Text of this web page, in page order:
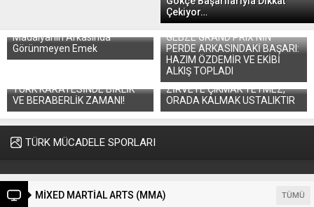
Çekiyor…
Madalyanın Arkasında
Görünmeyen Emek
GEBZE GRAND PRIX’NİN
PERDE ARKASINDAKİ BAŞARI:
HAZIM ÖZDEMİR VE EKİBİ
ALKIŞ TOPLADI
TÜRK KARATESİNDE BİRLİK
VE BERABERLİK ZAMANI!
ZİRVEYE ÇIKMAK YETMEZ,
ORADA KALMAK USTALIKTIR
TÜRK MÜCADELE SPORLARI
MİXED MARTİAL ARTS (MMA) TÜMÜ